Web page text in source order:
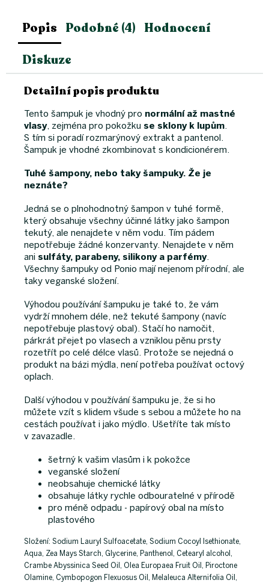
Popis Podobné (4) Hodnocení
Diskuze
Detailní popis produktu
Tento šampuk je vhodný pro normální až mastné
vlasy, zejména pro pokožku se sklony k lupům.
S tím si poradí rozmarýnový extrakt a pantenol.
Šampuk je vhodné zkombinovat s kondicionérem.
Tuhé šampony, nebo taky šampuky. Že je
neznáte?
Jedná se o plnohodnotný šampon v tuhé formě,
který obsahuje všechny účinné látky jako šampon
tekutý, ale nenajdete v něm vodu. Tím pádem
nepotřebuje žádné konzervanty. Nenajdete v něm
ani sulfáty, parabeny, silikony a parfémy.
Všechny šampuky od Ponio mají nejenom přírodní, ale
taky veganské složení.
Výhodou používání šampuku je také to, že vám
vydrží mnohem déle, než tekuté šampony (navíc
nepotřebuje plastový obal). Stačí ho namočit,
párkrát přejet po vlasech a vzniklou pěnu prsty
rozetřít po celé délce vlasů. Protože se nejedná o
produkt na bázi mýdla, není potřeba používat octový
oplach.
Další výhodou v používání šampuku je, že si ho
můžete vzít s klidem všude s sebou a můžete ho na
cestách používat i jako mýdlo. Ušetříte tak místo
v zavazadle.
šetrný k vašim vlasům i k pokožce
veganské složení
neobsahuje chemické látky
obsahuje látky rychle odbouratelné v přírodě
pro méně odpadu - papírový obal na místo
plastového
Složení: Sodium Lauryl Sulfoacetate, Sodium Cocoyl Isethionate,
Aqua, Zea Mays Starch, Glycerine, Panthenol, Cetearyl alcohol,
Crambe Abyssinica Seed Oil, Olea Europaea Fruit Oil, Piroctone
Olamine, Cymbopogon Flexuosus Oil, Melaleuca Alternifolia Oil,